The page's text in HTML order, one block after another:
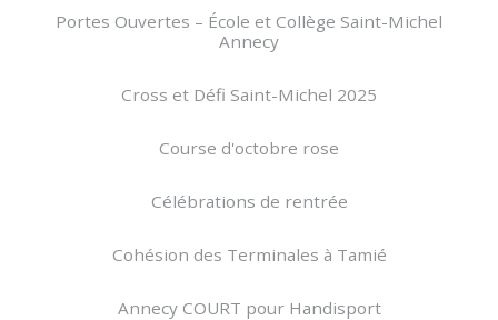
Portes Ouvertes – École et Collège Saint-Michel
Annecy
Cross et Défi Saint-Michel 2025
Course d'octobre rose
Célébrations de rentrée
Cohésion des Terminales à Tamié
Annecy COURT pour Handisport